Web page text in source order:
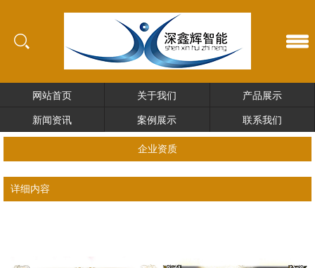
网站首页 关于我们
产品展示
新闻资讯
案例展示 联系我们
企业资质
详细内容